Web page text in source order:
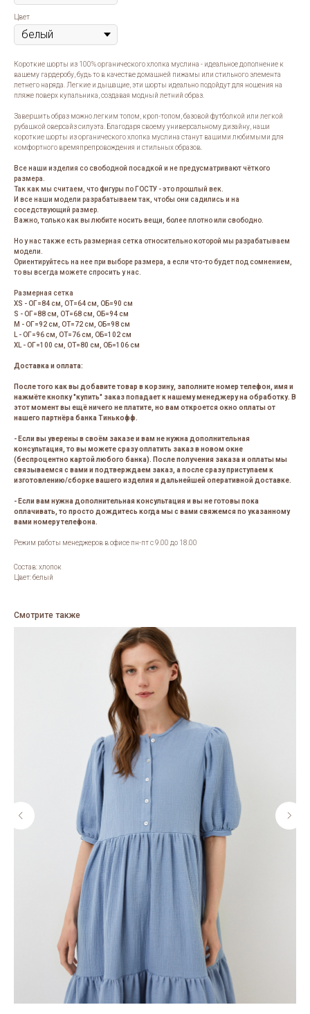
Цвет
Короткие шорты из 100% органического хлопка муслина - идеальное дополнение к
вашему гардеробу, будь то в качестве домашней пижамы или стильного элемента
летнего наряда. Легкие и дышащие, эти шорты идеально подойдут для ношения на
пляже поверх купальника, создавая модный летний образ.
Завершить образ можно легким топом, кроп-топом, базовой футболкой или легкой
рубашкой оверсайз силуэта. Благодаря своему универсальному дизайну, наши
короткие шорты из органического хлопка муслина станут вашими любимыми для
комфортного времяпрепровождения и стильных образов.
Все наши изделия со свободной посадкой и не предусматривают чёткого
размера.
Так как мы считаем, что фигуры по ГОСТУ - это прошлый век.
И все наши модели разрабатываем так, чтобы они садились и на
соседствующий размер.
Важно, только как вы любите носить вещи, более плотно или свободно.
Но у нас также есть размерная сетка относительно которой мы разрабатываем
модели.
Ориентируйтесь на нее при выборе размера, а если что-то будет под сомнением,
то вы всегда можете спросить у нас.
Размерная сетка
XS - ОГ=84 см, ОТ=64 см, ОБ=90 см
S - ОГ=88 см, ОТ=68 см, ОБ=94 см
M - ОГ=92 см, ОТ=72 см, ОБ=98 см
L - ОГ=96 см, ОТ=76 см, ОБ=102 см
XL - ОГ=100 см, ОТ=80 см, ОБ=106 см
Доставка и оплата:
После того как вы добавите товар в корзину, заполните номер телефон, имя и
нажмёте кнопку "купить" заказ попадает к нашему менеджеру на обработку. В
этот момент вы ещё ничего не платите, но вам откроется окно оплаты от
нашего партнёра банка Тинькофф.
- Если вы уверены в своём заказе и вам не нужна дополнительная
консультация, то вы можете сразу оплатить заказ в новом окне
(беспроцентно картой любого банка). После получения заказа и оплаты мы
связываемся с вами и подтверждаем заказ, а после сразу приступаем к
изготовлению/сборке вашего изделия и дальнейшей оперативной доставке.
- Если вам нужна дополнительная консультация и вы не готовы пока
оплачивать, то просто дождитесь когда мы с вами свяжемся по указанному
вами номеру телефона.
Режим работы менеджеров в офисе пн-пт с 9.00 до 18.00
Состав: хлопок
Цвет: белый
Смотрите также